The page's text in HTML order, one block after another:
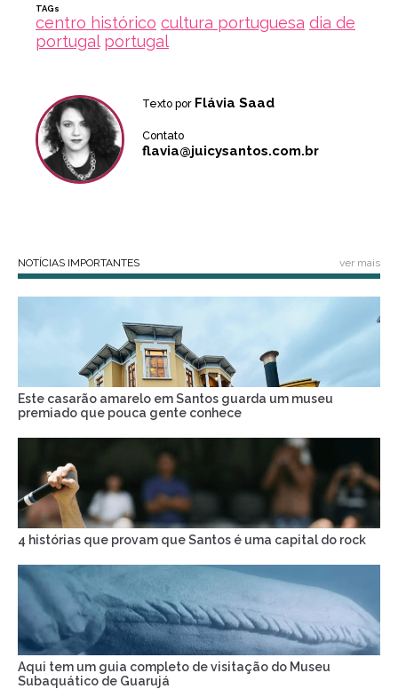
TAGs
centro histórico cultura portuguesa dia de
portugal portugal
Texto por Flávia Saad
Contato
flavia@juicysantos.com.br
NOTÍCIAS IMPORTANTES ver mais
Este casarão amarelo em Santos guarda um museu
premiado que pouca gente conhece
4 histórias que provam que Santos é uma capital do rock
Aqui tem um guia completo de visitação do Museu
Subaquático de Guarujá